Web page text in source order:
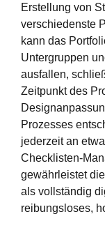
Erstellung von
verschiedenste
kann das
Untergruppen
ausfallen,
Zeitpunkt des
Prozesses
jederzeit an
Checklisten-
gewährleistet
als vollständig
reibungsloses,